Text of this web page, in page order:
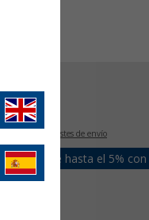
€
+ Costes de envío
un bonus de hasta el 5%